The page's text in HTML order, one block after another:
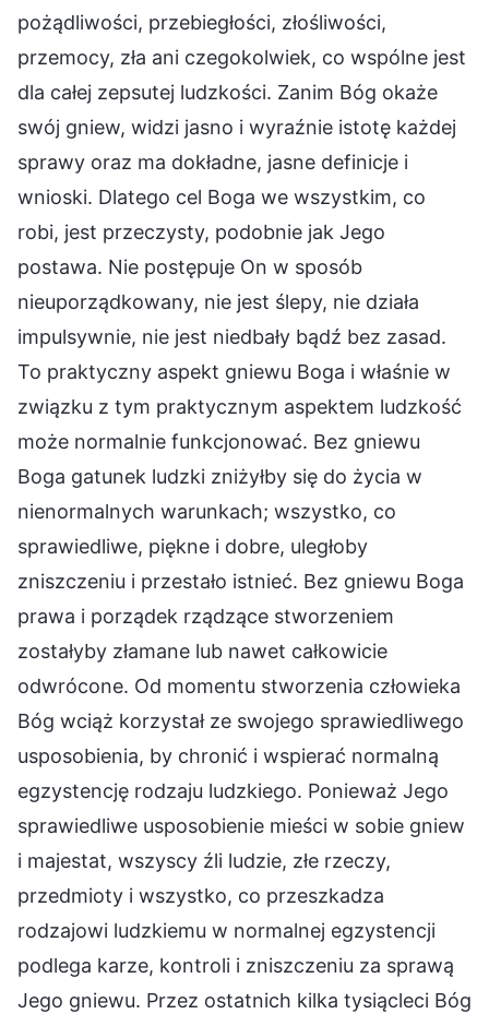
pożądliwości, przebiegłości, złośliwości,
przemocy, zła ani czegokolwiek, co wspólne jest
dla całej zepsutej ludzkości. Zanim Bóg okaże
swój gniew, widzi jasno i wyraźnie istotę każdej
sprawy oraz ma dokładne, jasne definicje i
wnioski. Dlatego cel Boga we wszystkim, co
robi, jest przeczysty, podobnie jak Jego
postawa. Nie postępuje On w sposób
nieuporządkowany, nie jest ślepy, nie działa
impulsywnie, nie jest niedbały bądź bez zasad.
To praktyczny aspekt gniewu Boga i właśnie w
związku z tym praktycznym aspektem ludzkość
może normalnie funkcjonować. Bez gniewu
Boga gatunek ludzki zniżyłby się do życia w
nienormalnych warunkach; wszystko, co
sprawiedliwe, piękne i dobre, uległoby
zniszczeniu i przestało istnieć. Bez gniewu Boga
prawa i porządek rządzące stworzeniem
zostałyby złamane lub nawet całkowicie
odwrócone. Od momentu stworzenia człowieka
Bóg wciąż korzystał ze swojego sprawiedliwego
usposobienia, by chronić i wspierać normalną
egzystencję rodzaju ludzkiego. Ponieważ Jego
sprawiedliwe usposobienie mieści w sobie gniew
i majestat, wszyscy źli ludzie, złe rzeczy,
przedmioty i wszystko, co przeszkadza
rodzajowi ludzkiemu w normalnej egzystencji
podlega karze, kontroli i zniszczeniu za sprawą
Jego gniewu. Przez ostatnich kilka tysiącleci Bóg